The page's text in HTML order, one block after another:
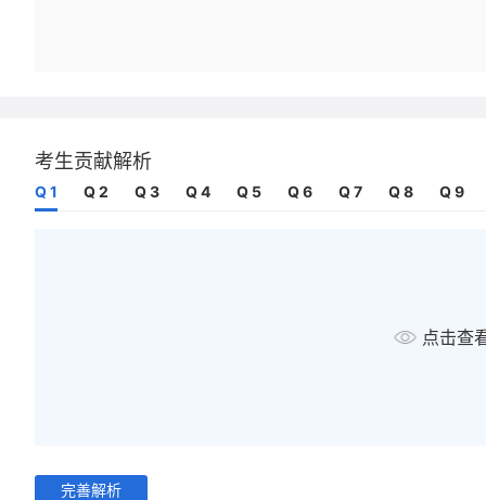
考生贡献解析
Q 1 Q 2 Q 3 Q 4 Q 5 Q 6 Q 7 Q 8 Q 9
点击查
完善解析